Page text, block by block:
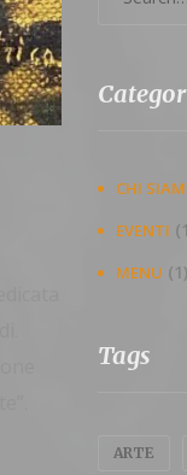
CHI
EVENTI
MENU (1)
Tags
ARTE